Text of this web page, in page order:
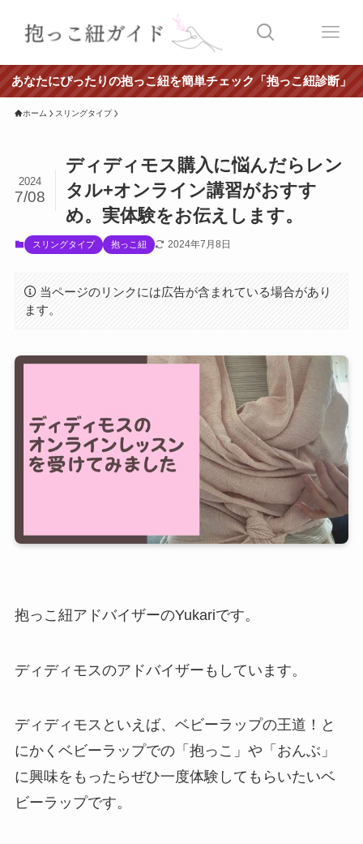
あなたにぴったりの抱っこ紐を簡単チェック「抱っこ紐診断」
ホーム スリングタイプ
ディディモス購入に悩んだらレン
タル+オンライン講習がおすす
め。実体験をお伝えします。
2024
7/08
スリングタイプ 抱っこ紐 2024年7月8日
当ページのリンクには広告が含まれている場合があり
ます。
抱っこ紐アドバイザーのYukariです。
ディディモスのアドバイザーもしています。
ディディモスといえば、ベビーラップの王道！と
にかくベビーラップでの「抱っこ」や「おんぶ」
に興味をもったらぜひ一度体験してもらいたいベ
ビーラップです。